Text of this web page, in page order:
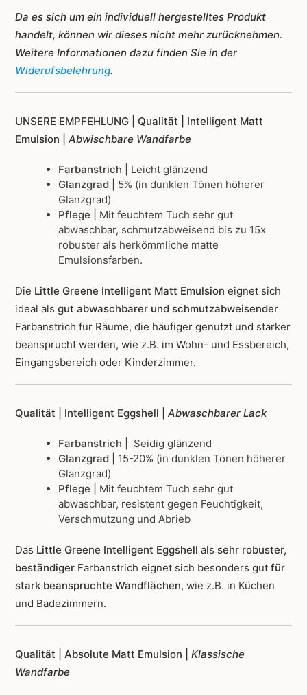
Da es sich um ein individuell hergestelltes Produkt
handelt, können wir dieses nicht mehr zurücknehmen.
Weitere Informationen dazu finden Sie in der
Widerufsbelehrung.
UNSERE EMPFEHLUNG | Qualität | Intelligent Matt
Emulsion | Abwischbare Wandfarbe
Farbanstrich | Leicht glänzend
Glanzgrad | 5% (in dunklen Tönen höherer
Glanzgrad)
Pflege |
Mit feuchtem Tuch sehr gut
abwaschbar, schmutzabweisend bis zu 15x
robuster als herkömmliche matte
Emulsionsfarben.
Die Little Greene Intelligent Matt Emulsion eignet sich
ideal als gut abwaschbarer und schmutzabweisender
Farbanstrich für Räume, die häufiger genutzt und stärker
beansprucht werden, wie z.B. im Wohn- und Essbereich,
Eingangsbereich oder Kinderzimmer.
Qualität | Intelligent Eggshell | Abwaschbarer Lack
Farbanstrich | Seidig glänzend
Glanzgrad |
15-20% (in dunklen Tönen höherer
Glanzgrad)
Pflege |
Mit feuchtem Tuch sehr gut
abwaschbar, resistent gegen Feuchtigkeit,
Verschmutzung und Abrieb
Das Little Greene Intelligent Eggshell als sehr robuster,
beständiger Farbanstrich eignet sich besonders gut für
stark beanspruchte Wandflächen, wie z.B. in Küchen
und Badezimmern.
Qualität | Absolute Matt Emulsion | Klassische
Wandfarbe